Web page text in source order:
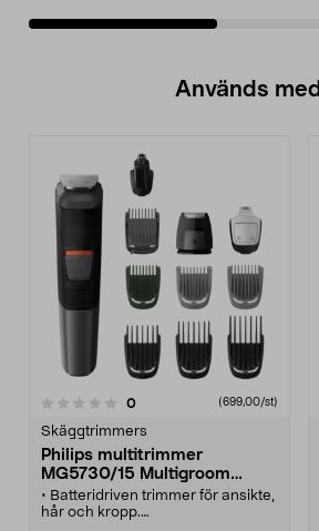
Används med
0recensioner (699,00/st)
Skäggtrimmers
Philips multitrimmer
MG5730/15 Multigroom
series 5000 11-i-1
• Batteridriven trimmer för ansikte,
hår och kropp.
0.0 av 5 stjärnor